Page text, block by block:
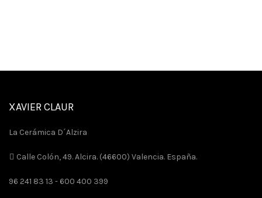
XAVIER CLAUR
La Cerámica D´Alzira
Calle Colón, 49. Alcira. (46600) Valencia. España.
96 241 83 13 - 600 400 399